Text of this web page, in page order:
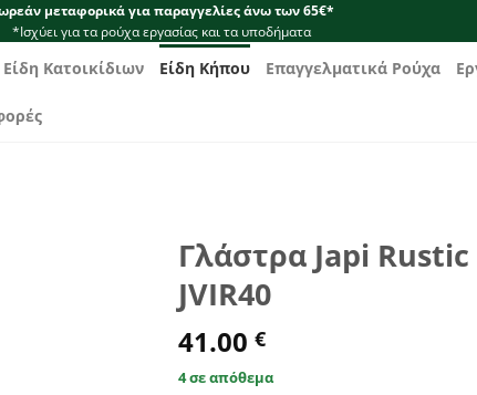
μεταφορικά για παραγγελίες άνω των 65€*
*Ισχύει για τα ρούχα εργασίας και τα υποδήματα
Είδη Κατοικίδιων Είδη Κήπου Επαγγελματικά Ρούχα
Γλάστρα Japi
JVIR40
41.00 €
4 σε απόθεμα